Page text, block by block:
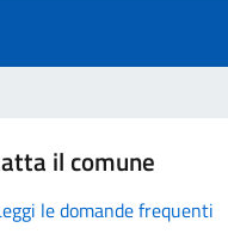
il comune
le domande frequenti